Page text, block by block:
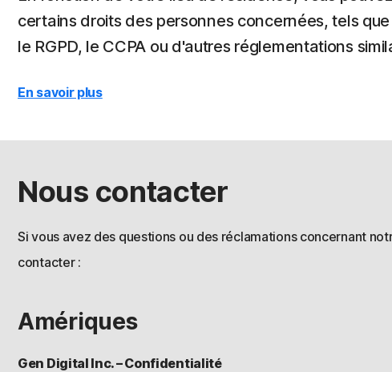
certains droits des personnes concernées, tels
le RGPD, le CCPA ou d'autres réglementations
En savoir plus
Nous contacter
Si vous avez des questions ou des réclamations concernant
contacter :
Amériques
Gen Digital Inc. – Confidentialité